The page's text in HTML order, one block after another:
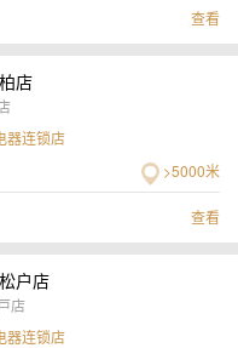
查看
店
器连锁店
>5000米
查看
户店
店
器连锁店